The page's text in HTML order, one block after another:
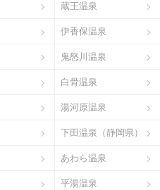
蔵王温泉
伊香保温泉
鬼怒川温泉
白骨温泉
湯河原温泉
下田温泉（静岡県）
あわら温泉
平湯温泉